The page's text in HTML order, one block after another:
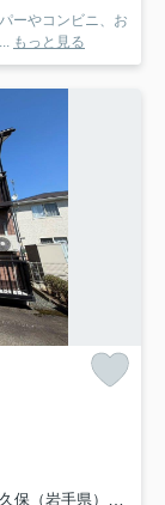
...
もっと見る
県）」 停歩7分